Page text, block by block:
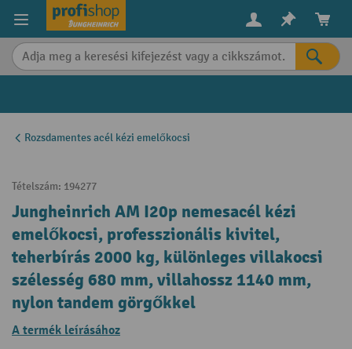
content
Rozsdamentes acél kézi emelőkocsi
Tételszám: 194277
Jungheinrich AM I20p nemesacél kézi
emelőkocsi, professzionális kivitel,
teherbírás 2000 kg, különleges villakocsi
szélesség 680 mm, villahossz 1140 mm,
nylon tandem görgőkkel
A termék leírásához